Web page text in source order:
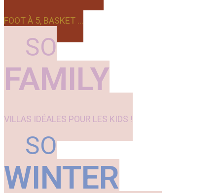
FOOT À 5, BASKET ...
SO
FAMILY
VILLAS IDÉALES POUR LES KIDS !
SO
WINTER